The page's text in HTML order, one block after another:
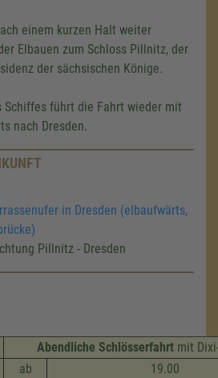
einem kurzen Halt weiter
Elbauen zum Schloss Pillnitz, der
der sächsischen Könige.
Schiffes führt die Fahrt wieder mit
nach Dresden.
in Dresden (elbaufwärts,
Pillnitz - Dresden
Abendliche Schlösserfahrt mit
ab
19.00